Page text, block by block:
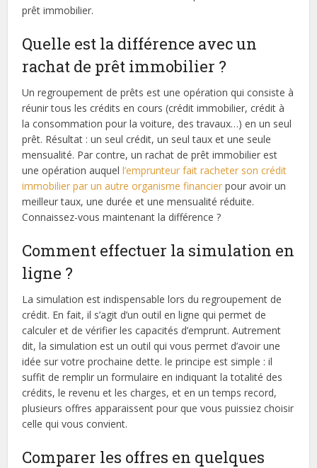
prêt immobilier.
Quelle est la différence avec un
rachat de prêt immobilier ?
Un regroupement de prêts est une opération qui consiste à
réunir tous les crédits en cours (crédit immobilier, crédit à
la consommation pour la voiture, des travaux…) en un seul
prêt. Résultat : un seul crédit, un seul taux et une seule
mensualité. Par contre, un rachat de prêt immobilier est
une opération auquell’emprunteur fait racheter son crédit
immobilier par un autre organisme financier pour avoir un
meilleur taux, une durée et une mensualité réduite.
Connaissez-vous maintenant la différence ?
Comment effectuer la simulation en
ligne ?
La simulation est indispensable lors du regroupement de
crédit. En fait, il s’agit d’un outil en ligne qui permet de
calculer et de vérifier les capacités d’emprunt. Autrement
dit, la simulation est un outil qui vous permet d’avoir une
idée sur votre prochaine dette. le principe est simple : il
suffit de remplir un formulaire en indiquant la totalité des
crédits, le revenu et les charges, et en un temps record,
plusieurs offres apparaissent pour que vous puissiez choisir
celle qui vous convient.
Comparer les offres en quelques